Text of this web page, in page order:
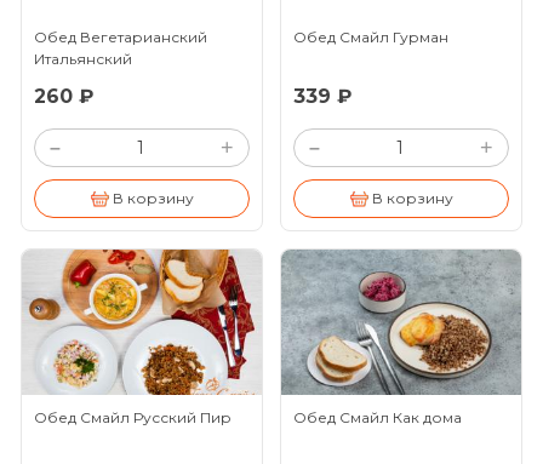
Обед Вегетарианский
Итальянский
260 ₽
– +
В корзину
Обед Смайл Гурман
339 ₽
– +
В корзину
Обед Смайл Русский Пир Обед Смайл Как дома